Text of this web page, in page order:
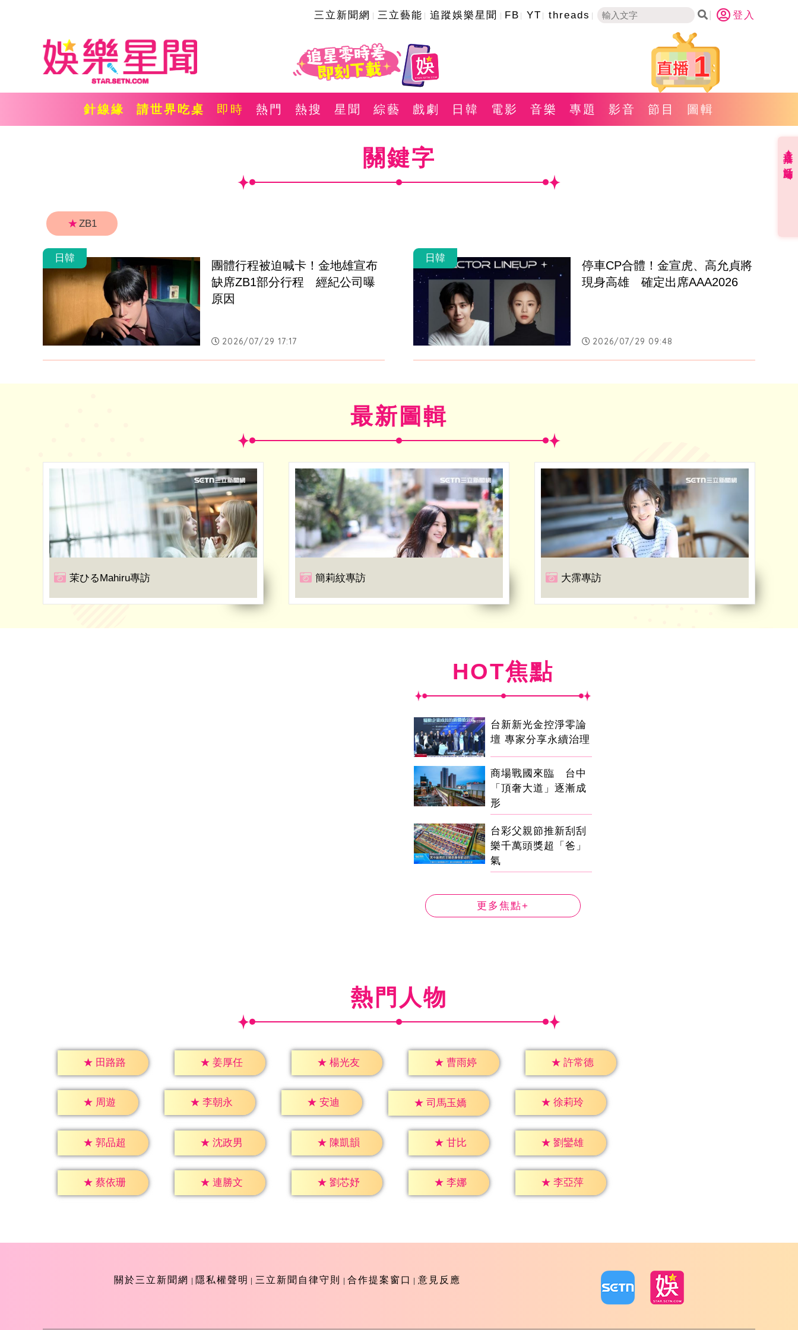
三立新聞網 三立藝能 追蹤娛樂星聞 FB YT threads 登入
1
針線緣 請世界吃桌 即時 熱門 熱搜 星聞 綜藝 戲劇 日韓 電影 音樂 專題 影音 節目 圖輯
關鍵字
★ZB1
日韓
團體行程被迫喊卡！金地雄宣布
缺席ZB1部分行程　經紀公司曝
原因
2026/07/29 17:17
日韓
停車CP合體！金宣虎、高允貞將
現身高雄　確定出席AAA2026
2026/07/29 09:48
最新圖輯
茉ひるMahiru專訪 簡莉紋專訪 大霈專訪
HOT焦點
台新新光金控淨零論
壇 專家分享永續治理
商場戰國來臨 台中
「頂奢大道」逐漸成
形
台彩父親節推新刮刮
樂千萬頭獎超「爸」
氣
更多焦點+
熱門人物
★ 田路路 ★ 姜厚任 ★ 楊光友 ★ 曹雨婷 ★ 許常德
★ 周遊 ★ 李朝永 ★ 安迪 ★ 司馬玉嬌 ★ 徐莉玲
★ 郭品超 ★ 沈政男 ★ 陳凱韻 ★ 甘比 ★ 劉鑾雄
★ 蔡依珊 ★ 連勝文 ★ 劉芯妤 ★ 李娜 ★ 李亞萍
關於三立新聞網 隱私權聲明 三立新聞自律守則 合作提案窗口 意見反應
直播✦活動